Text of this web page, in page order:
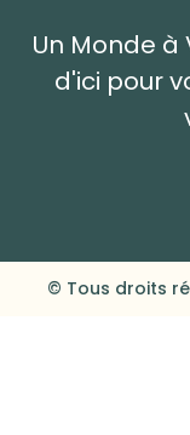
Un Monde
d'ici pour
© Tous droits